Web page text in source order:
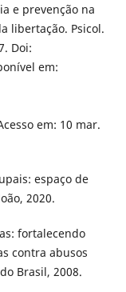
e prevenção na
libertação. Psicol.
Doi:
em:
em: 10 mar.
espaço de
2020.
fortalecendo
contra abusos
Brasil, 2008.